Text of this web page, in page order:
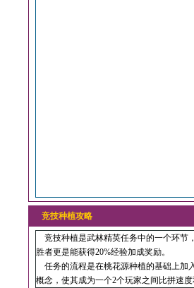
竞技种植攻略
竞技种植是武林精英任务中的一个环节
胜者更是能获得20%经验加成奖励。
任务的流程是在桃花源种植的基础上加
概念，使其成为一个2个玩家之间比拼速度